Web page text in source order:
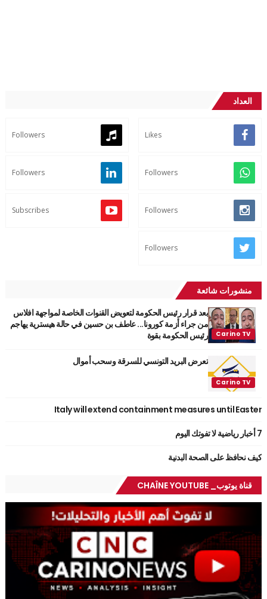
العداد
Likes
Followers
Followers
Followers
Followers
Subscribes
Followers
منشورات شائعة
بعد قرار رئيس الحكومة لتعويض القنوات الخاصة لمواجهة افلاس
من جراء أزمة كورونا... عاطف بن حسين في حالة هيسترية يهاجم
رئيس الحكومة بقوة
تعرض البريد التونسي للسرقة وسحب أموال
Italy will extend containment measures until Easter
7 أخبار رياضية لا تفوتك اليوم
كيف نحافظ على الصحة البدنية
قناة يوتوب_ CHAÎNE YOUTUBE